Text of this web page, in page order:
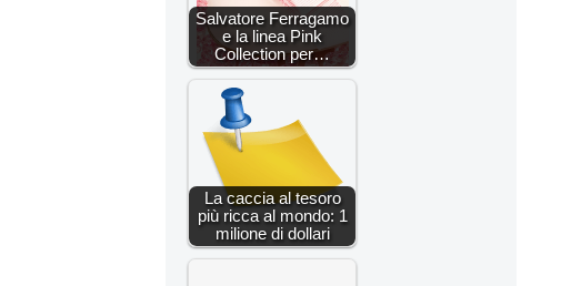
Salvatore Ferragamo
e la linea Pink
Collection per…
La caccia al tesoro
più ricca al mondo: 1
milione di dollari